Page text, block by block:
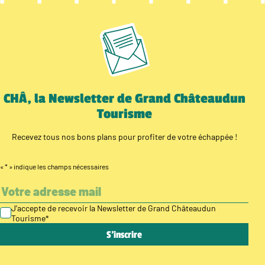
CHÂ, la Newsletter de Grand Châteaudun
Tourisme
Recevez tous nos bons plans pour profiter de votre échappée !
« * » indique les champs nécessaires
J’accepte de recevoir la Newsletter de Grand Châteaudun
Tourisme*